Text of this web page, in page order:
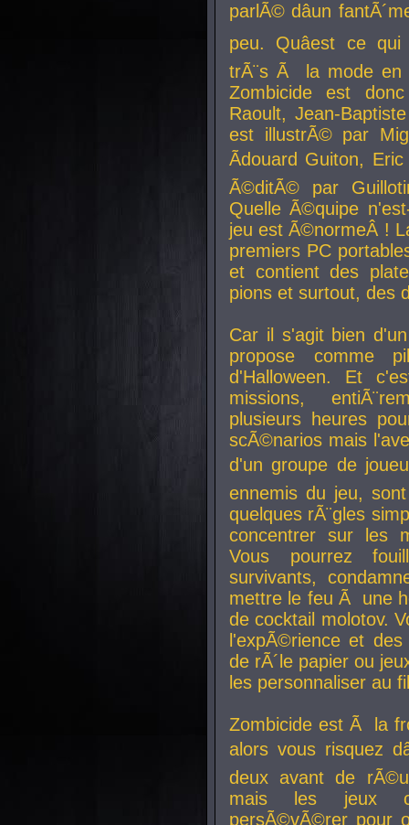
parlÃ© dâun
peu. Quâest ce
trÃ¨s Ã la mode en
Zombicide est
Raoult, Jean-
est illustrÃ© par
Ãdouard Guiton,
Ã©ditÃ© par
Quelle Ã©quipe
jeu est Ã©normeÂ !
premiers PC
et contient des
pions et surtout, des
Car il s'agit bien
propose comme
d'Halloween. Et
missions,
plusieurs heures
scÃ©narios mais
d'un groupe de
ennemis du jeu,
quelques rÃ¨gles
concentrer sur les
Vous pourrez
survivants,
mettre le feu Ã une
de cocktail molotov.
l'expÃ©rience et
de rÃ´le papier ou
les personnaliser au
Zombicide est Ã la
alors vous risquez
deux avant de
mais les jeux
persÃ©vÃ©rer pour